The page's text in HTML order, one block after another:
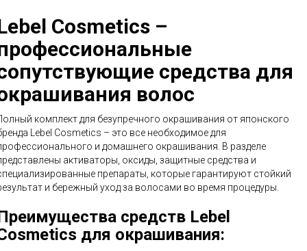
Cosmetics –
средства для
волос
комплект для безупречного окрашивания от японского
Lebel Cosmetics – это все необходимое для
и домашнего окрашивания. В разделе
активаторы, оксиды, защитные средства и
препараты, которые гарантируют стойкий
и бережный уход за волосами во время процедуры.
средств Lebel
для окрашивания: